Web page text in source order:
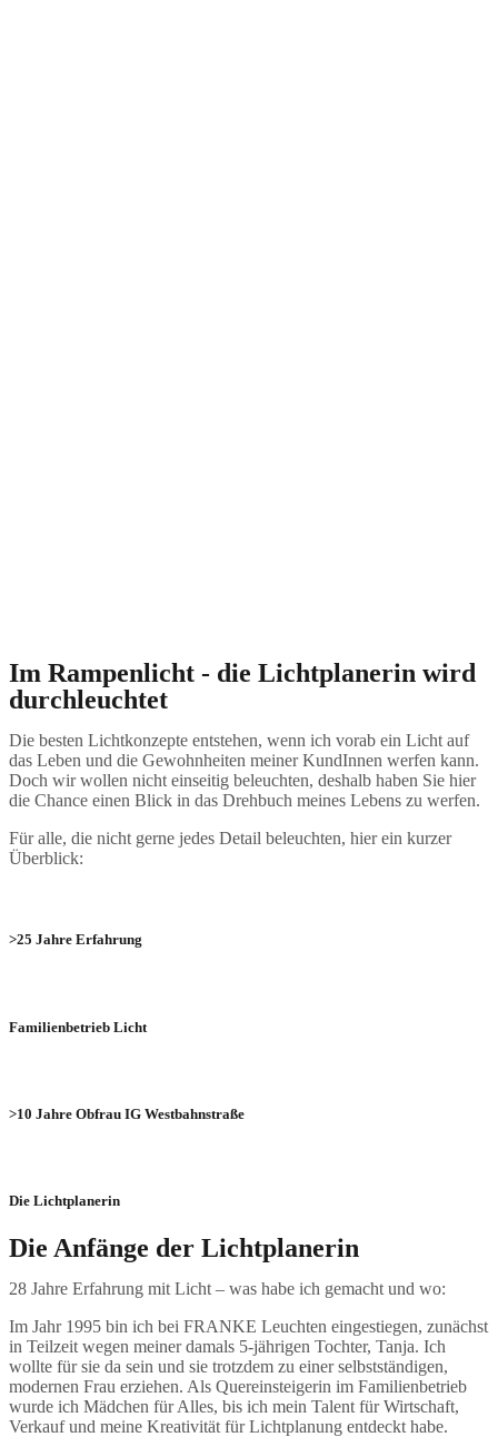
Im Rampenlicht - die Lichtplanerin wird
durchleuchtet
Die besten Lichtkonzepte entstehen, wenn ich vorab ein Licht auf
das Leben und die Gewohnheiten meiner KundInnen werfen kann.
Doch wir wollen nicht einseitig beleuchten, deshalb haben Sie hier
die Chance einen Blick in das Drehbuch meines Lebens zu werfen.
Für alle, die nicht gerne jedes Detail beleuchten, hier ein kurzer
Überblick:
>25 Jahre Erfahrung
Familienbetrieb Licht
>10 Jahre Obfrau IG Westbahnstraße
Die Lichtplanerin
Die Anfänge der Lichtplanerin​
28 Jahre Erfahrung mit Licht – was habe ich gemacht und wo:
Im Jahr 1995 bin ich bei FRANKE Leuchten eingestiegen, zunächst
in Teilzeit wegen meiner damals 5-jährigen Tochter, Tanja. Ich
wollte für sie da sein und sie trotzdem zu einer selbstständigen,
modernen Frau erziehen. Als Quereinsteigerin im Familienbetrieb
wurde ich Mädchen für Alles, bis ich mein Talent für Wirtschaft,
Verkauf und meine Kreativität für Lichtplanung entdeckt habe.